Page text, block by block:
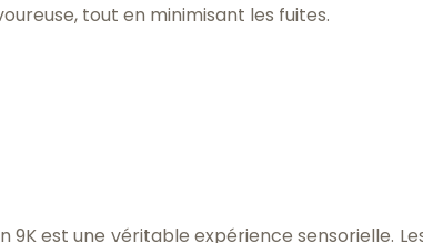
tout en minimisant les fuites.
est une véritable expérience sensorielle.